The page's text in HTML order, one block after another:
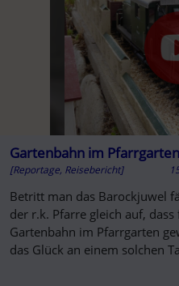
Gartenbahn im
[Reportage, Reisebericht]
Betritt man das Barockjuwel
der r.k. Pfarre gleich auf,
Gartenbahn im Pfarrgarten
das Glück an einem solchen